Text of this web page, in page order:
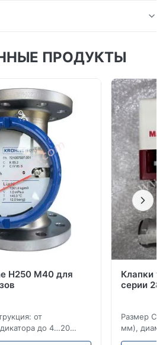
(≥20μS/cm); также
-25...+150°C / -13...+302°F;
360 псиг * Для труб DN25...400
для > DN400 / 16" * Для
п...
ПРОДУКТЫ
H250 M40 для
от
до 4…20
PA и
Клапки
серии
Размер
мм),
(15–20 мм)